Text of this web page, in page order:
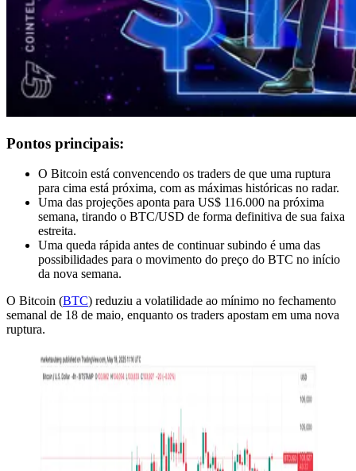
Pontos principais:
O Bitcoin está convencendo os traders de que uma ruptura
para cima está próxima, com as máximas históricas no radar.
Uma das projeções aponta para US$ 116.000 na próxima
semana, tirando o BTC/USD de forma definitiva de sua faixa
estreita.
Uma queda rápida antes de continuar subindo é uma das
possibilidades para o movimento do preço do BTC no início
da nova semana.
O Bitcoin (BTC) reduziu a volatilidade ao mínimo no fechamento
semanal de 18 de maio, enquanto os traders apostam em uma nova
ruptura.